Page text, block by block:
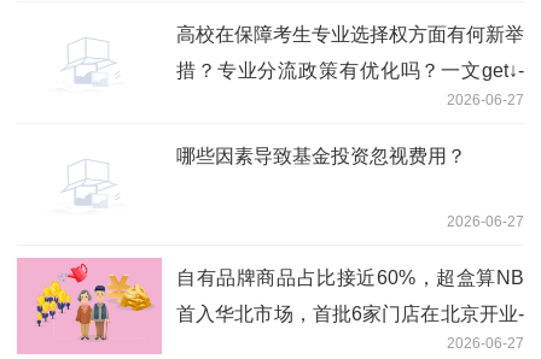
高校在保障考生专业选择权方面有何新举
措？专业分流政策有优化吗？一文get↓-
2026-06-27
哪些因素导致基金投资忽视费用？
2026-06-27
自有品牌商品占比接近60%，超盒算NB
首入华北市场，首批6家门店在北京开业-
2026-06-27